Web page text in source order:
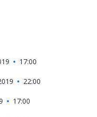
17:00
22:00
17:00